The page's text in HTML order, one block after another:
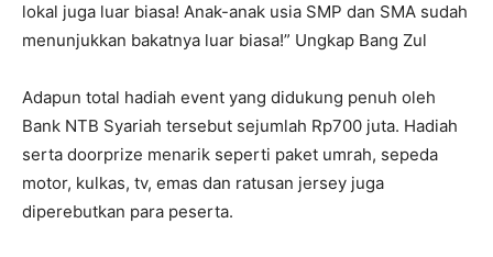
lokal juga luar biasa! Anak-anak usia SMP dan SMA sudah
menunjukkan bakatnya luar biasa!” Ungkap Bang Zul
Adapun total hadiah event yang didukung penuh oleh
Bank NTB Syariah tersebut sejumlah Rp700 juta. Hadiah
serta doorprize menarik seperti paket umrah, sepeda
motor, kulkas, tv, emas dan ratusan jersey juga
diperebutkan para peserta.